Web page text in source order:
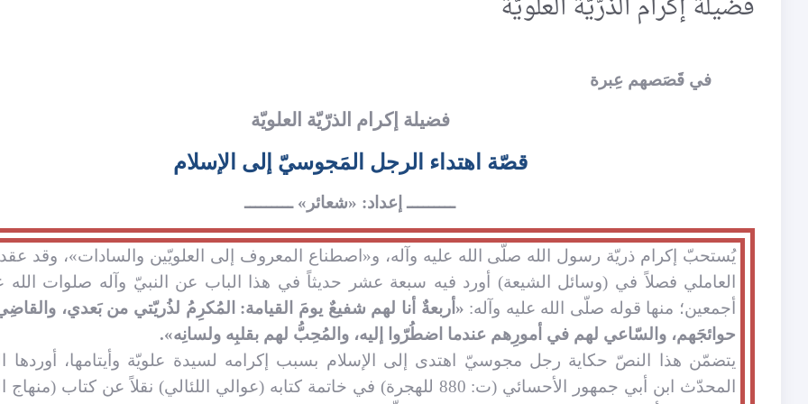
في قَصَصهم عِبرة
فضيلة إكرام الذرّيّة العلويّة
قصّة اهتداء الرجل المَجوسيّ إلى الإسلام
ـــــــــ إعداد: «شعائر» ـــــــــ
يُستحبّ إكرام ذريّة رسول الله صلّى الله عليه وآله، و«اصطناع المعروف إلى العلويّين والسادات»، وقد عقد
العاملي فصلاً في (وسائل الشيعة) أورد فيه سبعة عشر حديثاً في هذا الباب عن النبيّ وآله صلوات الله
أجمعين؛ منها قوله صلّى الله عليه وآله: «أربعةٌ أنا لهم شفيعٌ يومَ القيامة: المُكرِمُ لذُريّتي من بَعدي،
حوائجَهم، والسّاعي لهم في أمورِهم عندما اضطُرّوا إليه، والمُحِبُّ لهم بقلبِه ولسانِه».
يتضمّن هذا النصّ حكاية رجل مجوسيّ اهتدى إلى الإسلام بسبب إكرامه لسيدة علويّة وأيتامها، أوردها
المحدّث ابن أبي جمهور الأحسائي (ت: 880 للهجرة) في خاتمة كتابه (عوالي اللئالي) نقلاً عن كتاب
الفَيْضُ الكاشانيّ
العـدد التاسع و الثلاثون
من مجلة شعائر
مؤهّلات